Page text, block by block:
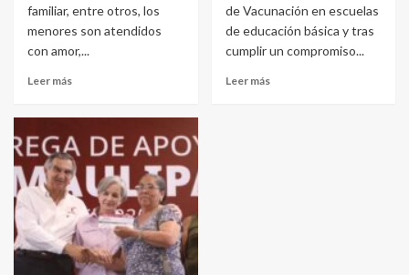
familiar, entre otros, los
menores son atendidos
con amor,...
Leer más
de Vacunación en escuelas
de educación básica y tras
cumplir un compromiso...
Leer más